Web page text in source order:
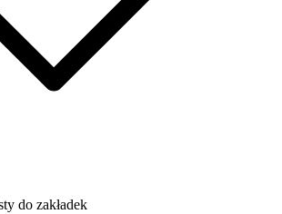
do zakładek